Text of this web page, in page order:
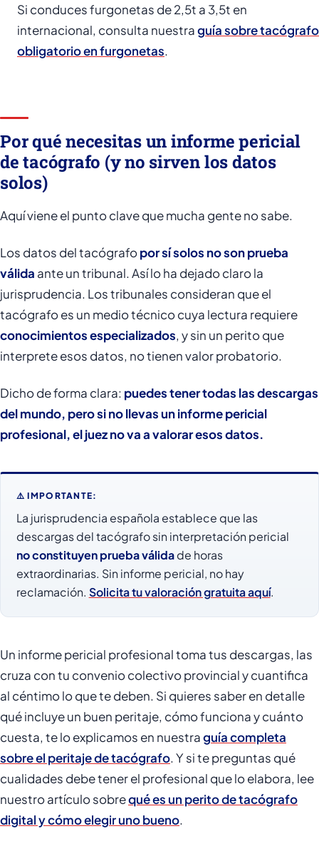
Si conduces furgonetas de 2,5t a 3,5t en
internacional, consulta nuestraguía sobre tacógrafo
obligatorio en furgonetas.
Por qué necesitas un informe pericial
de tacógrafo (y no sirven los datos
solos)
Aquí viene el punto clave que mucha gente no sabe.
Los datos del tacógrafopor sí solos no son prueba
válida ante un tribunal. Así lo ha dejado claro la
jurisprudencia. Los tribunales consideran que el
tacógrafo es un medio técnico cuya lectura requiere
conocimientos especializados, y sin un perito que
interprete esos datos, no tienen valor probatorio.
Dicho de forma clara: puedes tener todas las descargas
del mundo, pero si no llevas un informe pericial
profesional, el juez no va a valorar esos datos.
⚠️ IMPORTANTE:
La jurisprudencia española establece que las
descargas del tacógrafo sin interpretación pericial
no constituyen prueba válidade horas
extraordinarias. Sin informe pericial, no hay
reclamación. Solicita tu valoración gratuita aquí.
Un informe pericial profesional toma tus descargas, las
cruza con tu convenio colectivo provincial y cuantifica
al céntimo lo que te deben. Si quieres saber en detalle
qué incluye un buen peritaje, cómo funciona y cuánto
cuesta, te lo explicamos en nuestraguía completa
sobre el peritaje de tacógrafo. Y si te preguntas qué
cualidades debe tener el profesional que lo elabora, lee
nuestro artículo sobrequé es un perito de tacógrafo
digital y cómo elegir uno bueno.